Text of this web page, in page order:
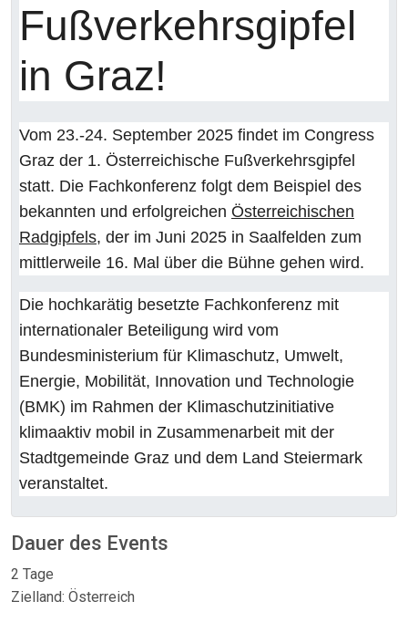
Fußverkehrsgipfel
in Graz!
Vom 23.-24. September 2025 findet im Congress
Graz der 1. Österreichische Fußverkehrsgipfel
statt. Die Fachkonferenz folgt dem Beispiel des
bekannten und erfolgreichen Österreichischen
Radgipfels, der im Juni 2025 in Saalfelden zum
mittlerweile 16. Mal über die Bühne gehen wird.
Die hochkarätig besetzte Fachkonferenz mit
internationaler Beteiligung wird vom
Bundesministerium für Klimaschutz, Umwelt,
Energie, Mobilität, Innovation und Technologie
(BMK) im Rahmen der Klimaschutzinitiative
klimaaktiv mobil in Zusammenarbeit mit der
Stadtgemeinde Graz und dem Land Steiermark
veranstaltet.
Dauer des Events
2 Tage
Zielland: Österreich